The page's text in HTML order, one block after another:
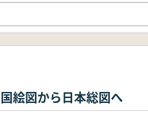
絵図から日本総図へ